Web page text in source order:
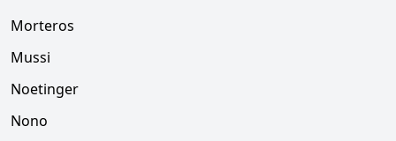
Morteros
Mussi
Noetinger
Nono